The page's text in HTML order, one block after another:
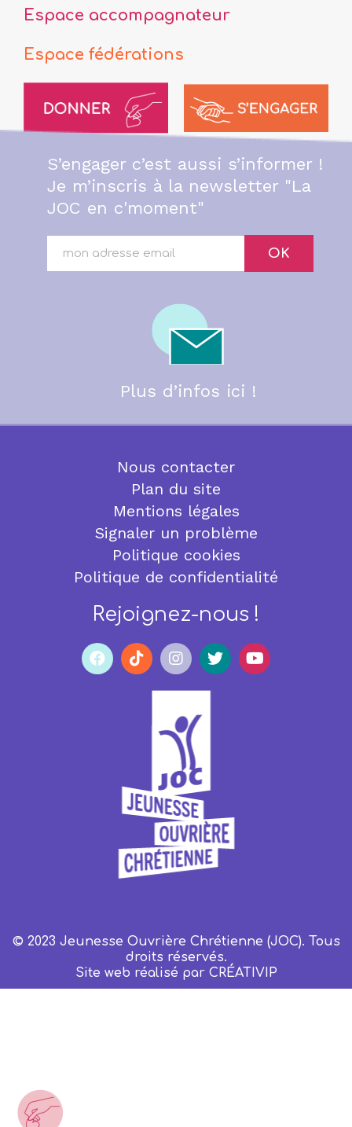
Espace accompagnateur
Espace fédérations
S’engager c’est aussi s’informer !
Je m’inscris à la newsletter "La
JOC en c'moment"
OK
Plus d’infos ici !
Nous contacter
Plan du site
Mentions légales
Signaler un problème
Politique cookies
Politique de confidentialité
Rejoignez-nous !
© 2023 Jeunesse Ouvrière Chrétienne (JOC). Tous
droits réservés.
Site web réalisé par CRÉATIVIP